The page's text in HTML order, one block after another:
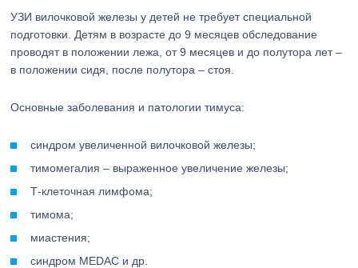
УЗИ вилочковой железы у детей не требует специальной
подготовки. Детям в возрасте до 9 месяцев обследование
проводят в положении лежа, от 9 месяцев и до полутора лет –
в положении сидя, после полутора – стоя.
Основные заболевания и патологии тимуса:
синдром увеличенной вилочковой железы;
тимомегалия – выраженное увеличение железы;
Т-клеточная лимфома;
тимома;
миастения;
синдром MEDAC и др.